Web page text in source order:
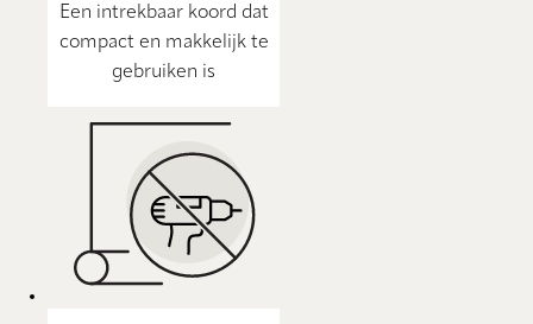
Een intrekbaar koord dat
compact en makkelijk te
gebruiken is